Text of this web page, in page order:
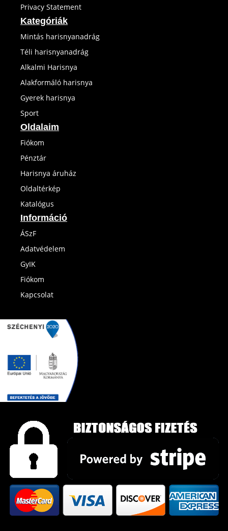
Privacy Statement
Kategóriák
Mintás harisnyanadrág
Téli harisnyanadrág
Alkalmi Harisnya
Alakformáló harisnya
Gyerek harisnya
Sport
Oldalaim
Fiókom
Pénztár
Harisnya áruház
Oldaltérkép
Katalógus
Információ
ÁSzF
Adatvédelem
GyIK
Fiókom
Kapcsolat